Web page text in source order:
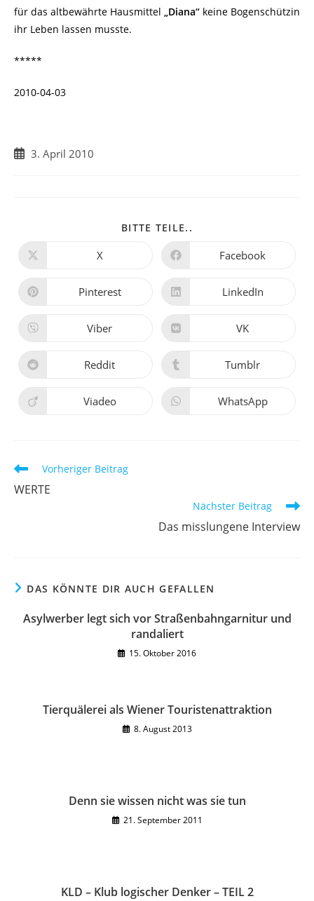
für das altbewährte Hausmittel „Diana“ keine Bogenschützin
ihr Leben lassen musste.
*****
2010-04-03
Beitrag3. April 2010
BITTE TEILE..
Öffnet
neuen
Fenster
X Öffnet
neuen
Fenster
Facebook
Öffnet
neuen
Fenster
Pinterest Öffnet
neuen
Fenster
LinkedIn
Öffnet
neuen
Fenster
Viber Öffnet
neuen
Fenster
VK
Öffnet
neuen
Fenster
Reddit Öffnet
neuen
Fenster
Tumblr
Öffnet
Viadeo Öffnet
WhatsApp
Weitere
ansehen
Vorheriger Beitrag
WERTE
Nächster Beitrag
Das misslungene Interview
DAS KÖNNTE DIR AUCH GEFALLEN
Asylwerber legt sich vor Straßenbahngarnitur und
randaliert
15. Oktober 2016
Tierquälerei als Wiener Touristenattraktion
8. August 2013
Denn sie wissen nicht was sie tun
21. September 2011
KLD – Klub logischer Denker – TEIL 2